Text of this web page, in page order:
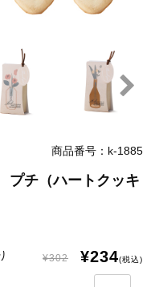
商品番号：k-1885
チ（ハートクッキ
¥302 ¥234(税込)